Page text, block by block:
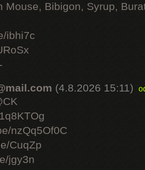
Mouse, Bibigon, Syrup,
ibhi7c
(4.8.2026 15:11)
nzQq5Of0C
CuqZp
jgy3n